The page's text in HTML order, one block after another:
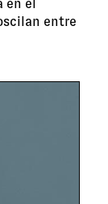
el
entre